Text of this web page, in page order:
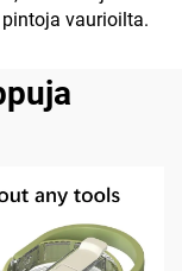
vaurioilta.